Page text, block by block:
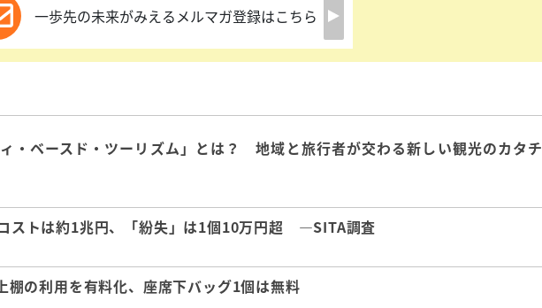
一歩先の未来がみえるメルマガ登録はこちら
・ベースド・ツーリズム」とは？ 地域と旅行者が交わる新しい観光のカタチ
ストは約1兆円、「紛失」は1個10万円超 ―SITA調査
棚の利用を有料化、座席下バッグ1個は無料